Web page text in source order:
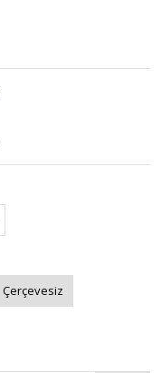
Çerçevesiz